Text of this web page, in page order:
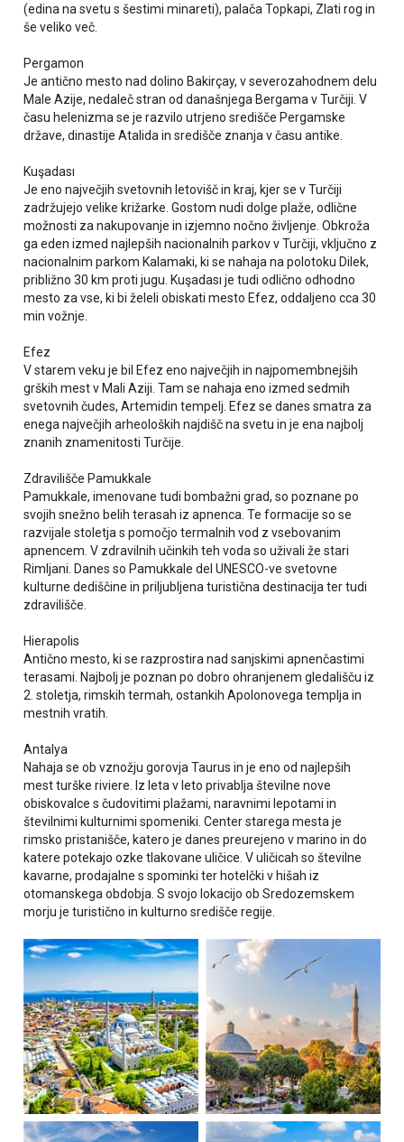
(edina na svetu s šestimi minareti), palača Topkapi, Zlati rog in
še veliko več.
Pergamon
Je antično mesto nad dolino Bakirçay, v severozahodnem delu
Male Azije, nedaleč stran od današnjega Bergama v Turčiji. V
času helenizma se je razvilo utrjeno središče Pergamske
države, dinastije Atalida in središče znanja v času antike.
Kuşadası
Je eno največjih svetovnih letovišč in kraj, kjer se v Turčiji
zadržujejo velike križarke. Gostom nudi dolge plaže, odlične
možnosti za nakupovanje in izjemno nočno življenje. Obkroža
ga eden izmed najlepših nacionalnih parkov v Turčiji, vključno z
nacionalnim parkom Kalamaki, ki se nahaja na polotoku Dilek,
približno 30 km proti jugu. Kuşadası je tudi odlično odhodno
mesto za vse, ki bi želeli obiskati mesto Efez, oddaljeno cca 30
min vožnje.
Efez
V starem veku je bil Efez eno največjih in najpomembnejših
grških mest v Mali Aziji. Tam se nahaja eno izmed sedmih
svetovnih čudes, Artemidin tempelj. Efez se danes smatra za
enega največjih arheoloških najdišč na svetu in je ena najbolj
znanih znamenitosti Turčije.
Zdravilišče Pamukkale
Pamukkale, imenovane tudi bombažni grad, so poznane po
svojih snežno belih terasah iz apnenca. Te formacije so se
razvijale stoletja s pomočjo termalnih vod z vsebovanim
apnencem. V zdravilnih učinkih teh voda so uživali že stari
Rimljani. Danes so Pamukkale del UNESCO-ve svetovne
kulturne dediščine in priljubljena turistična destinacija ter tudi
zdravilišče.
Hierapolis
Antično mesto, ki se razprostira nad sanjskimi apnenčastimi
terasami. Najbolj je poznan po dobro ohranjenem gledališču iz
2. stoletja, rimskih termah, ostankih Apolonovega templja in
mestnih vratih.
Antalya
Nahaja se ob vznožju gorovja Taurus in je eno od najlepših
mest turške riviere. Iz leta v leto privablja številne nove
obiskovalce s čudovitimi plažami, naravnimi lepotami in
številnimi kulturnimi spomeniki. Center starega mesta je
rimsko pristanišče, katero je danes preurejeno v marino in do
katere potekajo ozke tlakovane uličice. V uličicah so številne
kavarne, prodajalne s spominki ter hotelčki v hišah iz
otomanskega obdobja. S svojo lokacijo ob Sredozemskem
morju je turistično in kulturno središče regije.